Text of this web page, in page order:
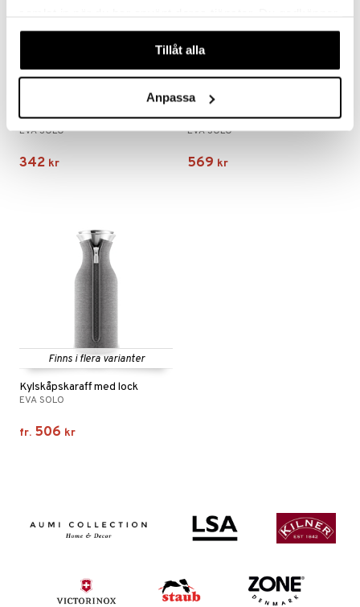
våra cookies vid fortsatt användande av vår webbplats.
Tillåt alla
Anpassa
Eva Solo Olja/Vinäger karaff med hällpip
EVA SOLO
342 kr
Eva Solo Termoskanna
EVA SOLO
569 kr
Finns i flera varianter
Kylskåpskaraff med lock
EVA SOLO
fr. 506 kr